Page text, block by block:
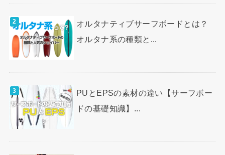
オルタナティブサーフボードとは？
オルタナ系の種類と...
PUとEPSの素材の違い【サーフボー
ドの基礎知識】...